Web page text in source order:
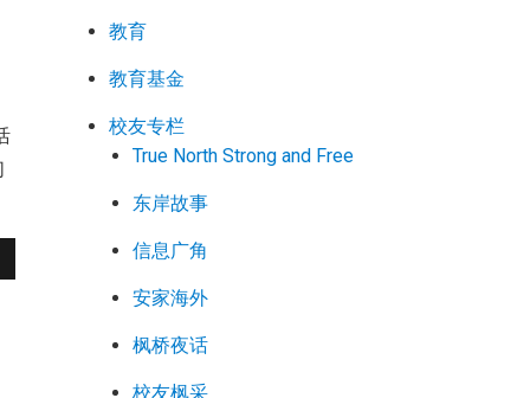
教育
教育基金
校友专栏
True North Strong and Free
东岸故事
信息广角
安家海外
枫桥夜话
校友枫采